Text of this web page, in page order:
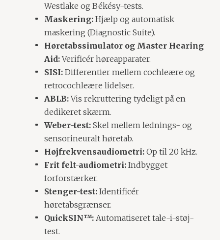
Westlake og Békésy-tests.
Maskering:Hjælp og automatisk
maskering (Diagnostic Suite).
Høretabssimulator og Master Hearing
Aid:Verificér høreapparater.
SISI:Differentier mellem cochleære og
retrocochleære lidelser.
ABLB:Vis rekruttering tydeligt på en
dedikeret skærm.
Weber-test:Skel mellem lednings- og
sensorineuralt høretab.
Højfrekvensaudiometri:Op til 20 kHz.
Frit felt-audiometri:Indbygget
forforstærker.
Stenger-test:Identificér
høretabsgrænser.
QuickSIN™:Automatiseret tale-i-støj-
test.